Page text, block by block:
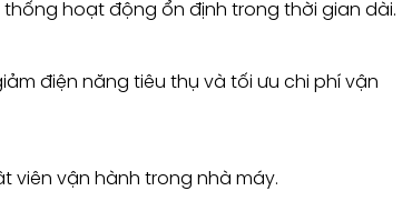
hoạt động ổn định trong thời gian dài.
điện năng tiêu thụ và tối ưu chi phí vận
viên vận hành trong nhà máy.